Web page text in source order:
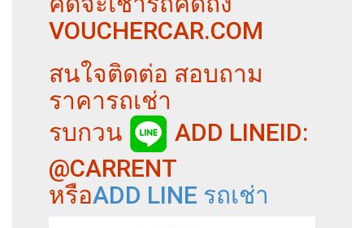
VOUCHERCAR.COM
สนใจติดต่อ สอบถาม
ราคารถเช่า
รบกวน
ADD LINEID:
@CARRENT
หรือADD LINE รถเช่า